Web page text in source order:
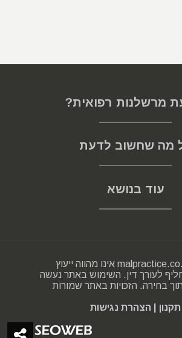
מרשלנות רפואית?
מה שחשוב לדעת
עוד בנושא
המידע באתר malpractice.co.il אינו מהווה ייעוץ
לעורך דין. השימוש באתר נעשה
בחירה. הזכויות באתר שמורות
| תקנון | הצהרת נגישות